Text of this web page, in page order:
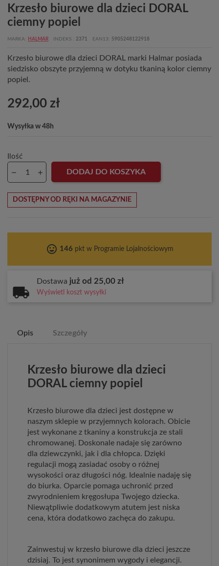
Krzesło biurowe dla dzieci DORAL
ciemny popiel
MARKA HALMAR INDEKS 2371 EAN13 5905248122918
Krzesło biurowe dla dzieci DORAL marki Halmar posiada
siedzisko obszyte przyjemną w dotyku tkaniną kolor ciemny
popiel.
292,00 zł
Wysyłka w 48h
Ilość
DODAJ DO KOSZYKA
DOSTĘPNY OD RĘKI NA MAGAZYNIE
tag_faces 146 pkt w Programie Lojalnościowym
Dostawa już od 25,00 zł
Wyświetl koszt wysyłki
Opis Szczegóły
Krzesło biurowe dla dzieci
DORAL ciemny popiel
Krzesło biurowe dla dzieci jest dostępne w
naszym sklepie w przyjemnych kolorach. Obicie
jest wykonane z tkaniny a konstrukcja ze stali
chromowanej. Doskonale nadaje się zarówno
dla dziewczynki, jak i dla chłopca. Dzięki
regulacji mogą zasiadać osoby o różnej
wysokości oraz długości nóg. Idealnie nadaję się
do biurka. Oparcie pomaga uchronić przed
zwyrodnieniem kręgosłupa Twojego dziecka.
Niewątpliwie dodatkowym atutem jest niska
cena, która dodatkowo zachęca do zakupu.
Zainwestuj w krzesło biurowe dla dzieci jeszcze
dzisiaj. To jest synonimem wygody i elegancji.